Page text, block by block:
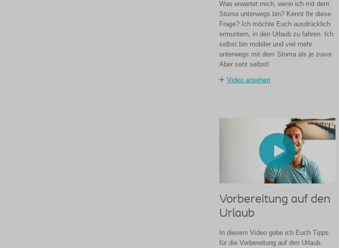
Was erwartet mich, wenn ich mit dem
Stoma unterwegs bin? Kennt Ihr diese
Frage? Ich möchte Euch ausdrücklich
ermuntern, in den Urlaub zu fahren. Ich
selbst bin mobiler und viel mehr
unterwegs mit dem Stoma als je zuvor.
Aber seht selbst!
Video ansehen
Vorbereitung auf den
Urlaub
In diesem Video gebe ich Euch Tipps
für die Vorbereitung auf den Urlaub.